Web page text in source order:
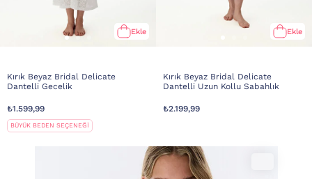
Ekle
Kırık Beyaz Bridal Delicate
Dantelli Gecelik
₺1.599,99
BÜYÜK BEDEN SEÇENEĞİ
Ekle
Kırık Beyaz Bridal Delicate
Dantelli Uzun Kollu Sabahlık
₺2.199,99